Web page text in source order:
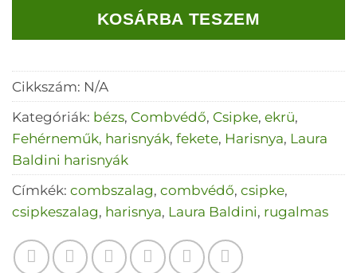
KOSÁRBA TESZEM
Cikkszám: N/A
Kategóriák: bézs, Combvédő, Csipke, ekrü,
Fehérneműk, harisnyák, fekete, Harisnya, Laura
Baldini harisnyák
Címkék: combszalag, combvédő, csipke,
csipkeszalag, harisnya, Laura Baldini, rugalmas